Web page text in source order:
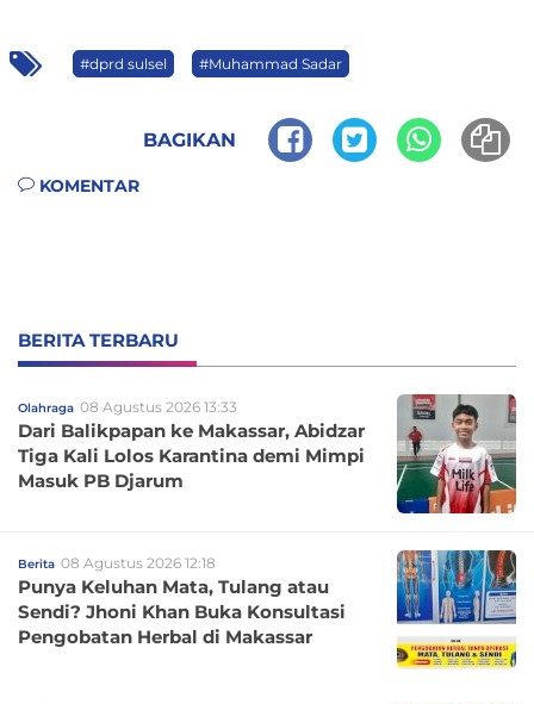
#dprd sulsel #Muhammad Sadar
BAGIKAN
KOMENTAR
BERITA TERBARU
Olahraga 08 Agustus 2026 13:33
Dari Balikpapan ke Makassar, Abidzar
Tiga Kali Lolos Karantina demi Mimpi
Masuk PB Djarum
Berita 08 Agustus 2026 12:18
Punya Keluhan Mata, Tulang atau
Sendi? Jhoni Khan Buka Konsultasi
Pengobatan Herbal di Makassar